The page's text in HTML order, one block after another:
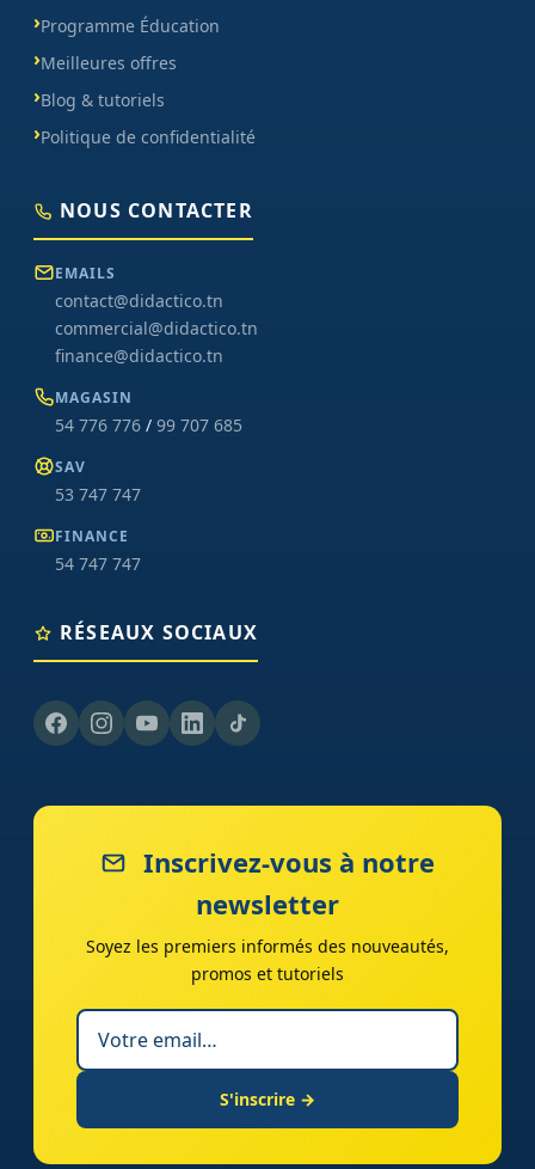
Programme Éducation
Meilleures offres
Blog & tutoriels
Politique de confidentialité
NOUS CONTACTER
EMAILS
contact@didactico.tn
commercial@didactico.tn
finance@didactico.tn
MAGASIN
54 776 776 / 99 707 685
SAV
53 747 747
FINANCE
54 747 747
RÉSEAUX SOCIAUX
Inscrivez-vous à notre
newsletter
Soyez les premiers informés des nouveautés,
promos et tutoriels
S'inscrire →